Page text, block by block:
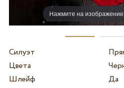
Нажмите на
Силуэт
Цвета
Шлейф
Да